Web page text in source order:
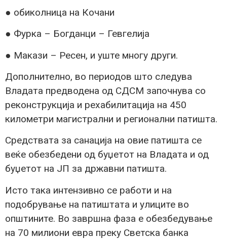
● обиколница на Кочани
● Фурка – Богданци – Гевгелија
● Макази – Ресен, и уште многу други.
Дополнително, во периодов што следува
Владата предводена од СДСМ започнува со
реконструкција и рехабилитација на 450
километри магистрални и регионални патишта.
Средствата за санација на овие патишта се
веќе обезбедени од буџетот на Владата и од
буџетот на ЈП за државни патишта.
Исто така интензивно се работи и на
подобрување на патиштата и улиците во
општините. Во завршна фаза е обезбедување
на 70 милиони евра преку Светска банка